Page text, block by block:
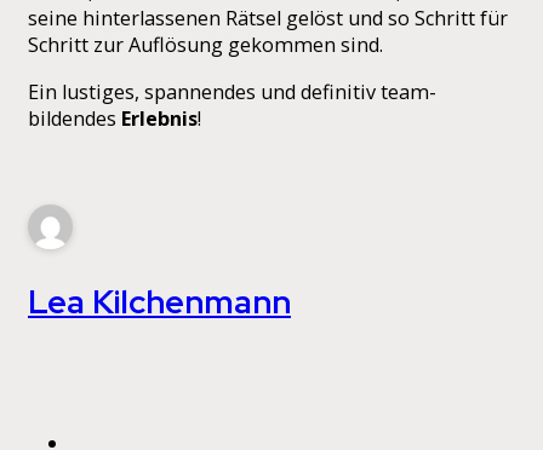
seine hinterlassenen Rätsel gelöst und so Schritt für
Schritt zur Auflösung gekommen sind.
Ein lustiges, spannendes und definitiv team-
bildendes Erlebnis!
Lea Kilchenmann